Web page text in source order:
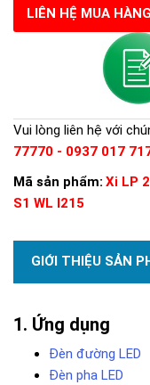
LIÊN HỆ MUA HÀNG
Vui lòng liên hệ với
77770 - 0937 017
Mã sản phẩm: Xi LP
S1 WL I215
GIỚI THIỆU SẢN
Ứng dụng
Đèn đường LED
Đèn pha LED